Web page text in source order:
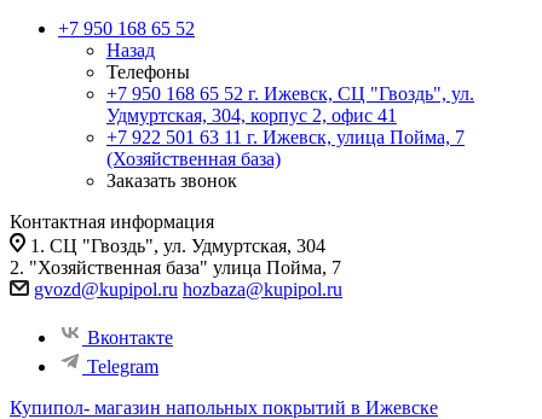
+7 950 168 65 52
Назад
Телефоны
+7 950 168 65 52 г. Ижевск, СЦ "Гвоздь", ул.
Удмуртская, 304, корпус 2, офис 41
+7 922 501 63 11 г. Ижевск, улица Пойма, 7
(Хозяйственная база)
Заказать звонок
Контактная информация
1. СЦ "Гвоздь", ул. Удмуртская, 304
2. "Хозяйственная база" улица Пойма, 7
gvozd@kupipol.ru hozbaza@kupipol.ru
Вконтакте
Telegram
Купипол- магазин напольных покрытий в Ижевске